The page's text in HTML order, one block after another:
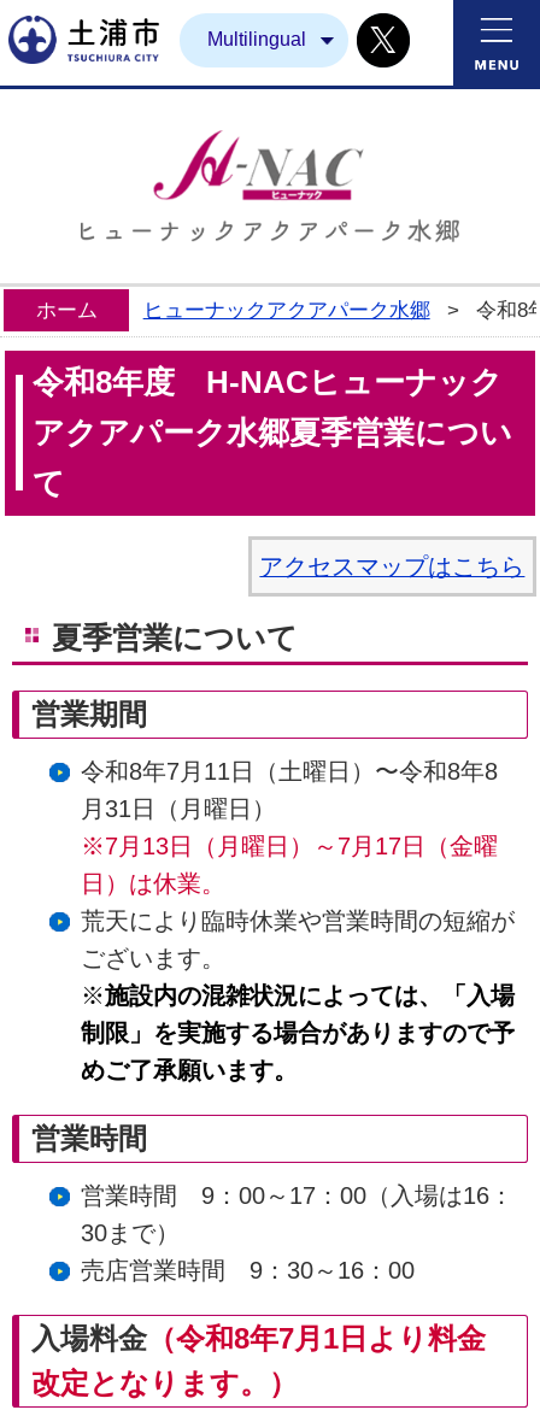
土浦市Multilingual
ホーム ヒューナックアクアパーク水郷 > 令和8
令和8年度 H-NACヒューナック
アクアパーク水郷夏季営業につい
て
アクセスマップはこちら
夏季営業について
営業期間
令和8年7月11日（土曜日）〜令和8年8
月31日（月曜日）
※7月13日（月曜日）～7月17日（金曜
日）は休業。
荒天により臨時休業や営業時間の短縮が
ございます。
※施設内の混雑状況によっては、「入場
制限」を実施する場合がありますので予
めご了承願います。
営業時間
営業時間 9：00～17：00（入場は16：
30まで）
売店営業時間 9：30～16：00
入場料金（令和8年7月1日より料金
改定となります。）